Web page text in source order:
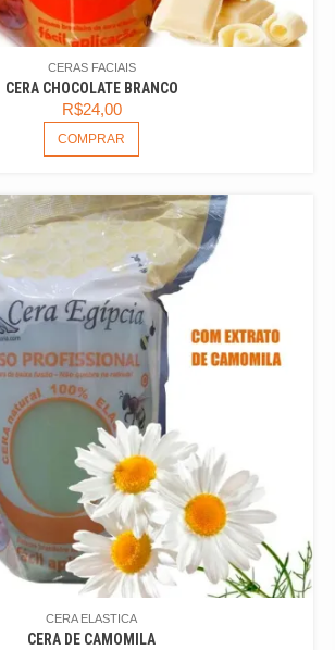
CERAS FACIAIS
CERA CHOCOLATE BRANCO
R$24,00
COMPRAR
CERA ELASTICA
CERA DE CAMOMILA